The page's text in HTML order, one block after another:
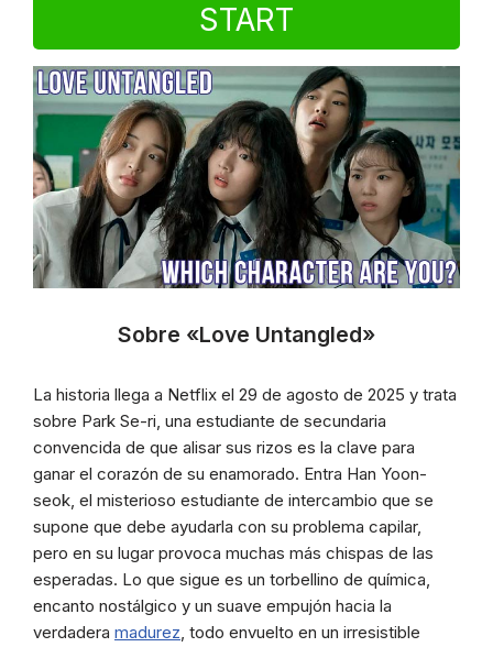
START
Sobre «Love Untangled»
La historia llega a Netflix el 29 de agosto de 2025 y trata
sobre Park Se-ri, una estudiante de secundaria
convencida de que alisar sus rizos es la clave para
ganar el corazón de su enamorado. Entra Han Yoon-
seok, el misterioso estudiante de intercambio que se
supone que debe ayudarla con su problema capilar,
pero en su lugar provoca muchas más chispas de las
esperadas. Lo que sigue es un torbellino de química,
encanto nostálgico y un suave empujón hacia la
verdadera madurez, todo envuelto en un irresistible